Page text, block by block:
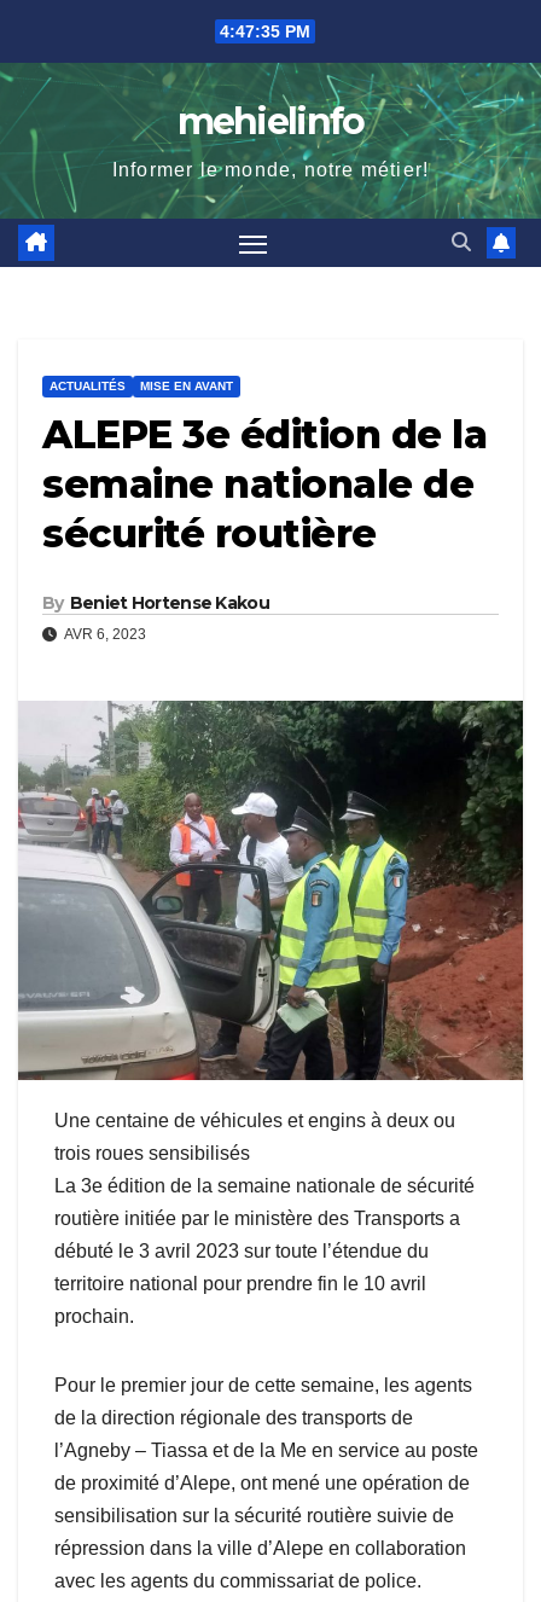
content
4:47:36 PM
mehielinfo
Informer le monde, notre métier!
ACTUALITÉS MISE EN AVANT
ALEPE 3e édition de la
semaine nationale de
sécurité routière
By Beniet Hortense Kakou
AVR 6, 2023
Une centaine de véhicules et engins à deux ou
trois roues sensibilisés
La 3e édition de la semaine nationale de sécurité
routière initiée par le ministère des Transports a
débuté le 3 avril 2023 sur toute l’étendue du
territoire national pour prendre fin le 10 avril
prochain.
Pour le premier jour de cette semaine, les agents
de la direction régionale des transports de
l’Agneby – Tiassa et de la Me en service au poste
de proximité d’Alepe, ont mené une opération de
sensibilisation sur la sécurité routière suivie de
répression dans la ville d’Alepe en collaboration
avec les agents du commissariat de police.